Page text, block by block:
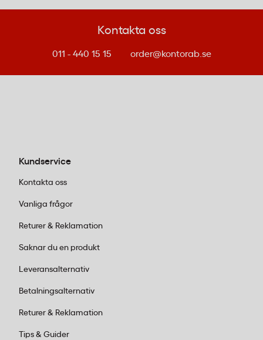
hur du använder det och hur lätt det är att ha
med dig. Här är de vanligaste formaten och
chefer, projektledare och alla som tar
omfattande mötesanteckningar. Finns
A5-format:
tillräckligt stort för rejäla anteckningar
väskor. Passar dig som är mycket på
språng mellan möten eller vill ha ett block
konsulter och alla som värdesätter
mobilitet.
Kontakta oss
011 - 440 15 15 order@kontorab.se
Kundservice
Kontakta oss
Vanliga frågor
Returer & Reklamation
Saknar du en produkt
Leveransalternativ
Betalningsalternativ
Returer & Reklamation
Tips & Guider